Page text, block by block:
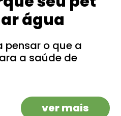
água
pensar o que a
a saúde de
ver mais